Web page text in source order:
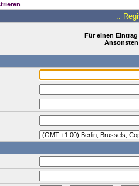
.:
Für einen